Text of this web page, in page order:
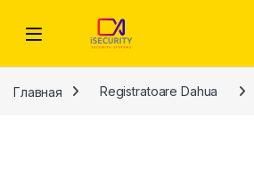
Главная Registratoare Dahua